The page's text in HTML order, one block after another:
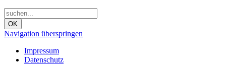
OK
Navigation überspringen
Impressum
Datenschutz